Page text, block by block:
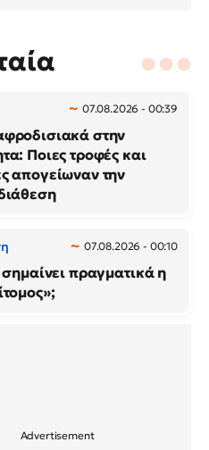
07.08.2026 - 00:39
στην
Ποιες τροφές και
απογείωναν την
07.08.2026 - 00:10
σημαίνει πραγματικά η